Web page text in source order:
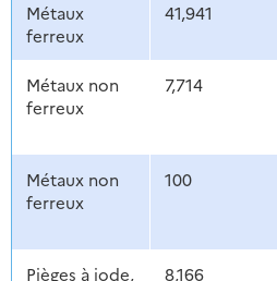
Métaux
ferreux
41,941
Métaux non
ferreux
7,714
Métaux non
ferreux
100
Pièges à iode, 8,166